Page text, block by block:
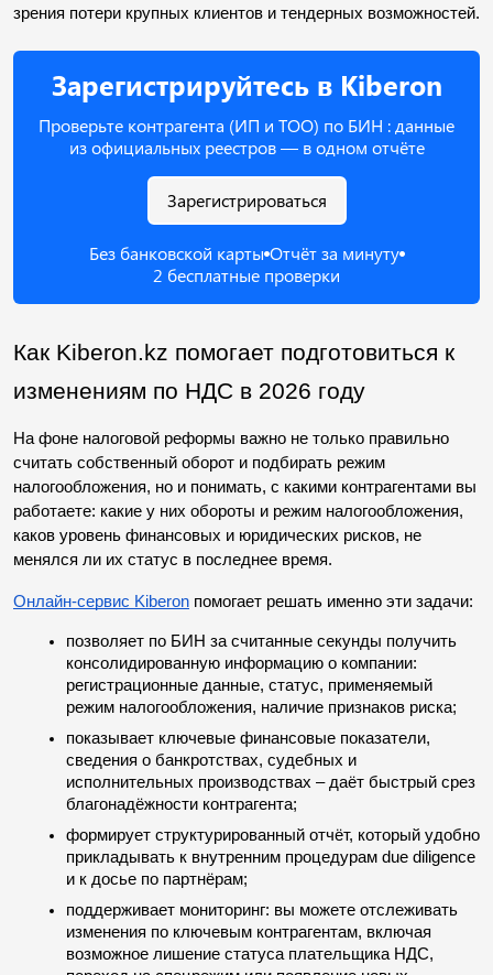
зрения потери крупных клиентов и тендерных возможностей.
Зарегистрируйтесь в Kiberon
Проверьте контрагента (ИП и ТОО) по БИН : данные
из официальных реестров — в одном отчёте
Зарегистрироваться
Без банковской карты Отчёт за минуту
2 бесплатные проверки
Как Kiberon.kz помогает подготовиться к
изменениям по НДС в 2026 году
На фоне налоговой реформы важно не только правильно
считать собственный оборот и подбирать режим
налогообложения, но и понимать, с какими контрагентами вы
работаете: какие у них обороты и режим налогообложения,
каков уровень финансовых и юридических рисков, не
менялся ли их статус в последнее время.
Онлайн-сервис Kiberon помогает решать именно эти задачи:
позволяет по БИН за считанные секунды получить
консолидированную информацию о компании:
регистрационные данные, статус, применяемый
режим налогообложения, наличие признаков риска;
показывает ключевые финансовые показатели,
сведения о банкротствах, судебных и
исполнительных производствах – даёт быстрый срез
благонадёжности контрагента;
формирует структурированный отчёт, который удобно
прикладывать к внутренним процедурам due diligence
и к досье по партнёрам;
поддерживает мониторинг: вы можете отслеживать
изменения по ключевым контрагентам, включая
возможное лишение статуса плательщика НДС,